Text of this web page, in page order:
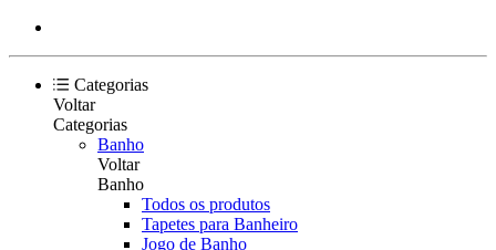
Categorias
Voltar
Categorias
Banho
Voltar
Banho
Todos os produtos
Tapetes para Banheiro
Jogo de Banho